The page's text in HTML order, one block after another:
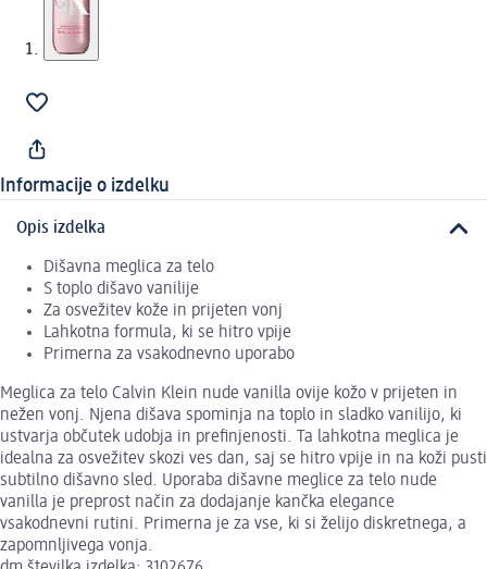
Informacije o izdelku
Opis izdelka
Dišavna meglica za telo
S toplo dišavo vanilije
Za osvežitev kože in prijeten vonj
Lahkotna formula, ki se hitro vpije
Primerna za vsakodnevno uporabo
Meglica za telo Calvin Klein nude vanilla ovije kožo v prijeten in
nežen vonj. Njena dišava spominja na toplo in sladko vanilijo, ki
ustvarja občutek udobja in prefinjenosti. Ta lahkotna meglica je
idealna za osvežitev skozi ves dan, saj se hitro vpije in na koži pusti
subtilno dišavno sled. Uporaba dišavne meglice za telo nude
vanilla je preprost način za dodajanje kančka elegance
vsakodnevni rutini. Primerna je za vse, ki si želijo diskretnega, a
zapomnljivega vonja.